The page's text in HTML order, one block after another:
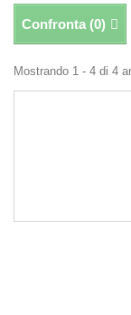
Confronta (0)
Mostrando 1 - 4 di 4